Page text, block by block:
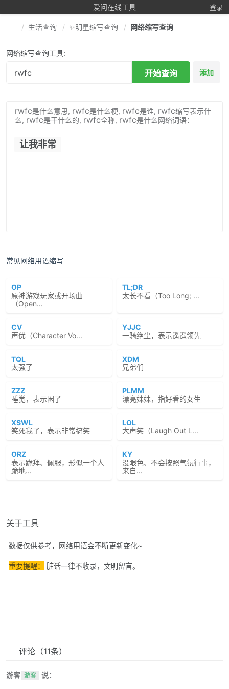
爱问在线工具 登录
生活查询 ✨明星缩写查询 网络缩写查询
网络缩写查询工具:
开始查询 添加
rwfc是什么意思, rwfc是什么梗, rwfc是谁, rwfc缩写表示什
么, rwfc是干什么的, rwfc全称, rwfc是什么网络词语：
让我非常
常见网络用语缩写
OP
原神游戏玩家或开场曲
（Open...
TL;DR
太长不看（Too Long; ...
CV
声优（Character Vo...
YJJC
一骑绝尘，表示遥遥领先
TQL
太强了
XDM
兄弟们
ZZZ
睡觉，表示困了
PLMM
漂亮妹妹，指好看的女生
XSWL
笑死我了，表示非常搞笑
LOL
大声笑（Laugh Out L...
ORZ
表示跪拜、佩服，形似一个人
跪地...
KY
没眼色、不会按照气氛行事，
来自...
关于工具
数据仅供参考，网络用语会不断更新变化~
重要提醒： 脏话一律不收录，文明留言。
评论 （11条）
游客 游客 说：